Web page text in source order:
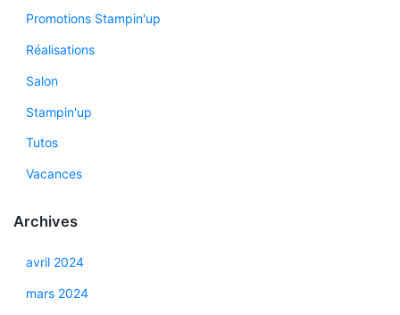
Promotions Stampin'up
Réalisations
Salon
Stampin'up
Tutos
Vacances
Archives
avril 2024
mars 2024